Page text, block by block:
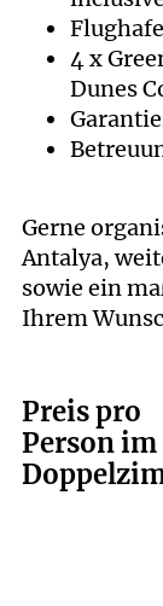
4 x
Dunes
Gerne
Antalya,
sowie ein
Ihrem
Preis pro
Person im